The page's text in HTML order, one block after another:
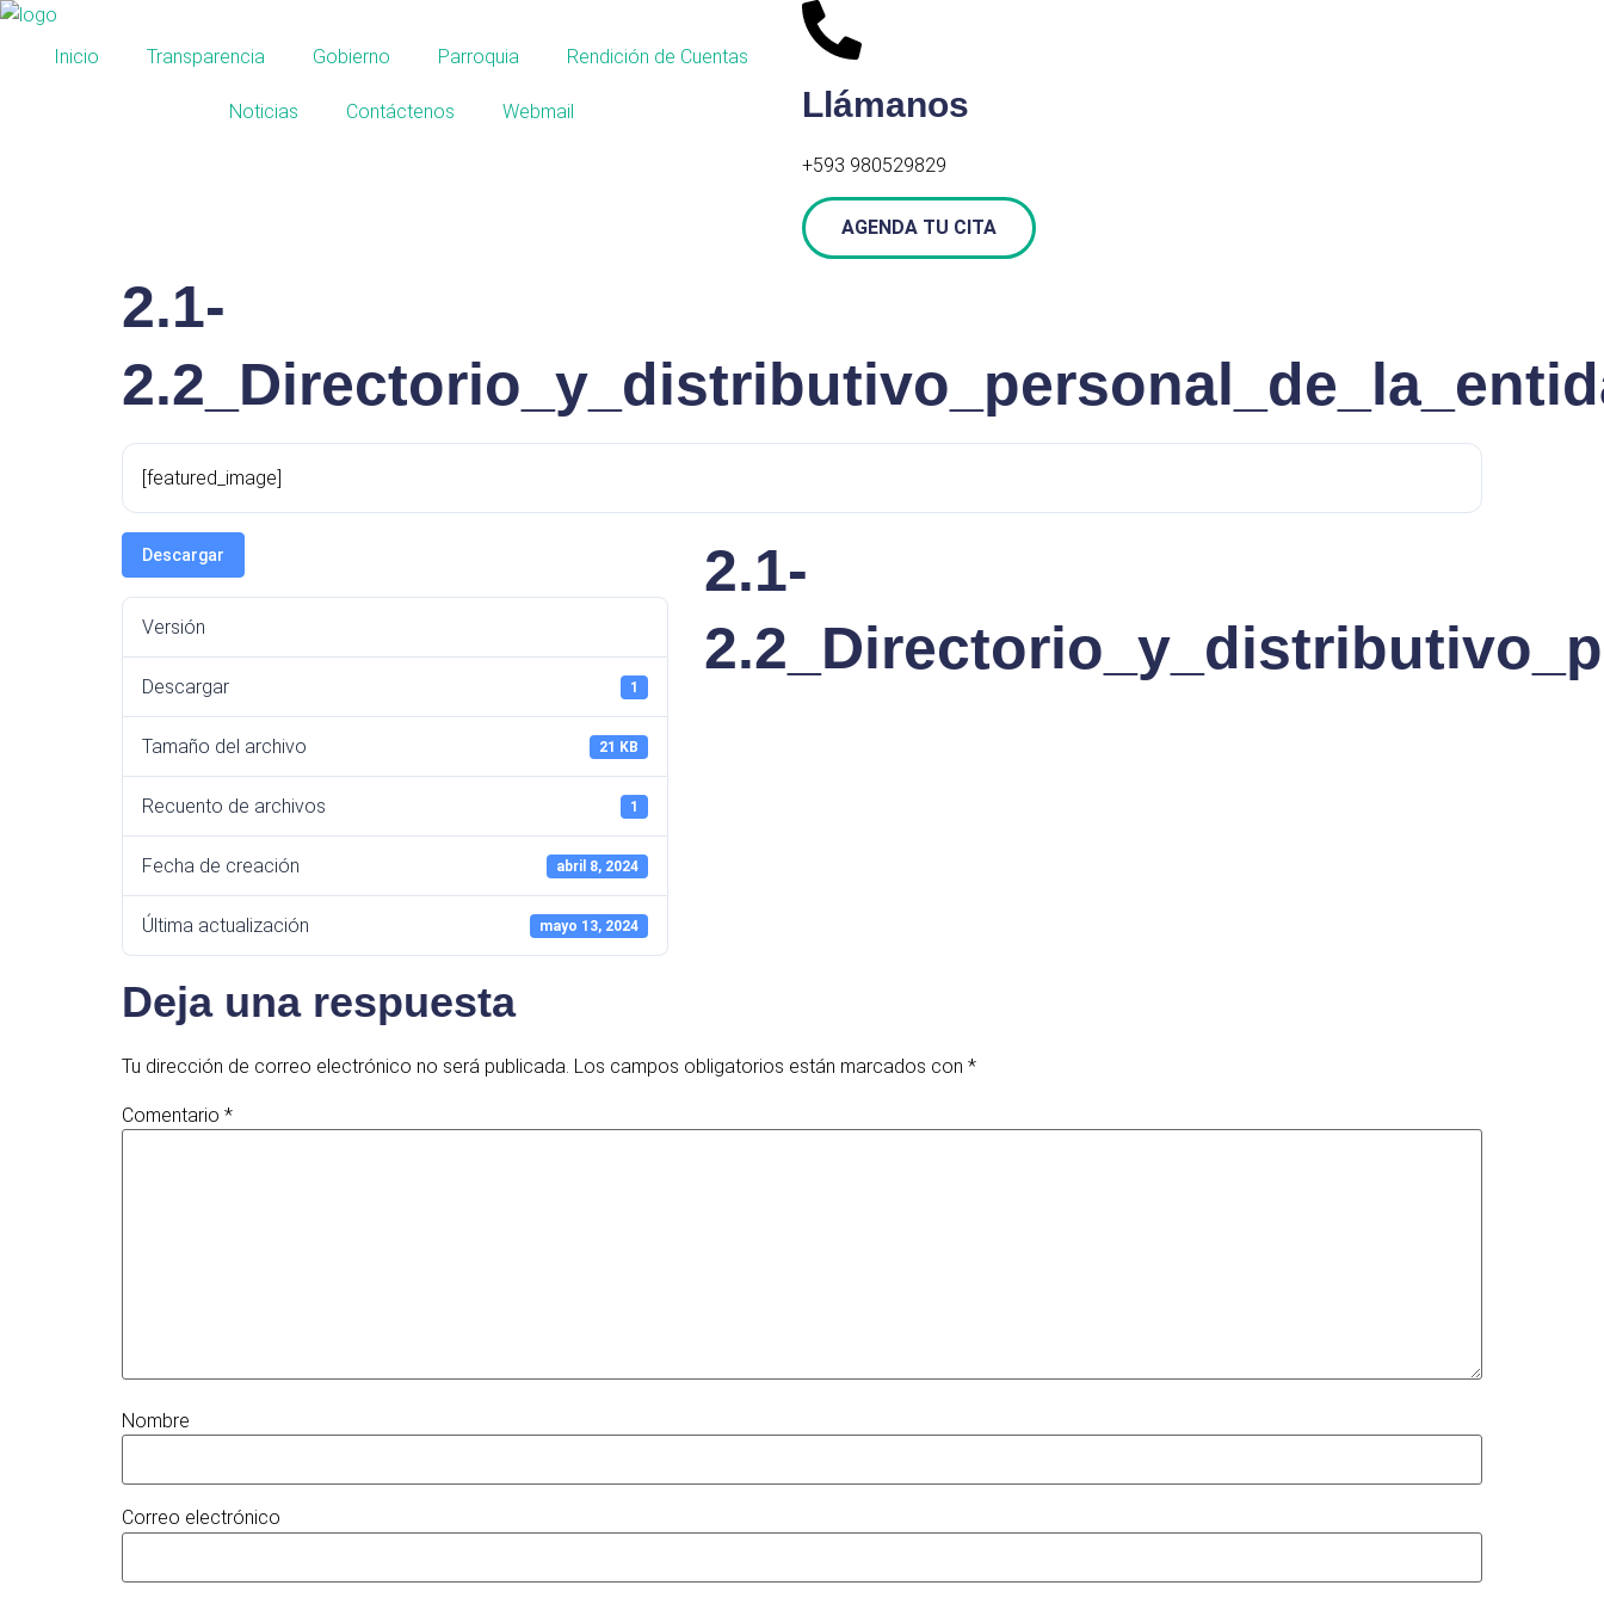
Inicio Transparencia Gobierno Parroquia Rendición de Cuentas
Noticias Contáctenos Webmail Llámanos
+593 980529829
AGENDA TU CITA
2.1-
[featured_image]
Descargar
Versión
Descargar 1
Tamaño del archivo 21 KB
Recuento de archivos 1
Fecha de creación abril 8, 2024
Última actualización mayo 13, 2024
2.1-
Deja una respuesta
Tu dirección de correo electrónico no será publicada. Los campos obligatorios están marcados con *
Comentario *
Nombre
Correo electrónico